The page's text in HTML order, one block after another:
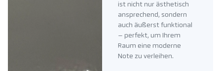
ist nicht nur ästhetisch
ansprechend, sondern
auch äußerst funktional
– perfekt, um Ihrem
Raum eine moderne
Note zu verleihen.